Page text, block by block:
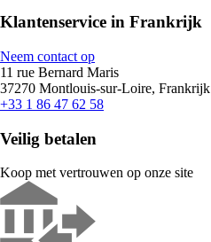
Klantenservice in Frankrijk
Neem contact op
11 rue Bernard Maris
37270 Montlouis-sur-Loire, Frankrijk
+33 1 86 47 62 58
Veilig betalen
Koop met vertrouwen op onze site